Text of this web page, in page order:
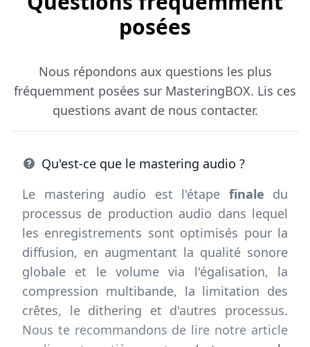
posées
Nous répondons aux questions les plus
fréquemment posées sur MasteringBOX. Lis ces
questions avant de nous contacter.
Qu'est-ce que le mastering audio ?
Le mastering audio est l'étape finale du
processus de production audio dans lequel
les enregistrements sont optimisés pour la
diffusion, en augmentant la qualité sonore
globale et le volume via l'égalisation, la
compression multibande, la limitation des
crêtes, le dithering et d'autres processus.
Nous te recommandons de lire notre article